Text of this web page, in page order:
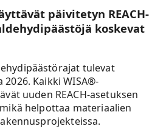
päivitetyn REACH-
koskevat
tulevat
Kaikki WISA®-
uuden REACH-asetuksen
helpottaa materiaalien